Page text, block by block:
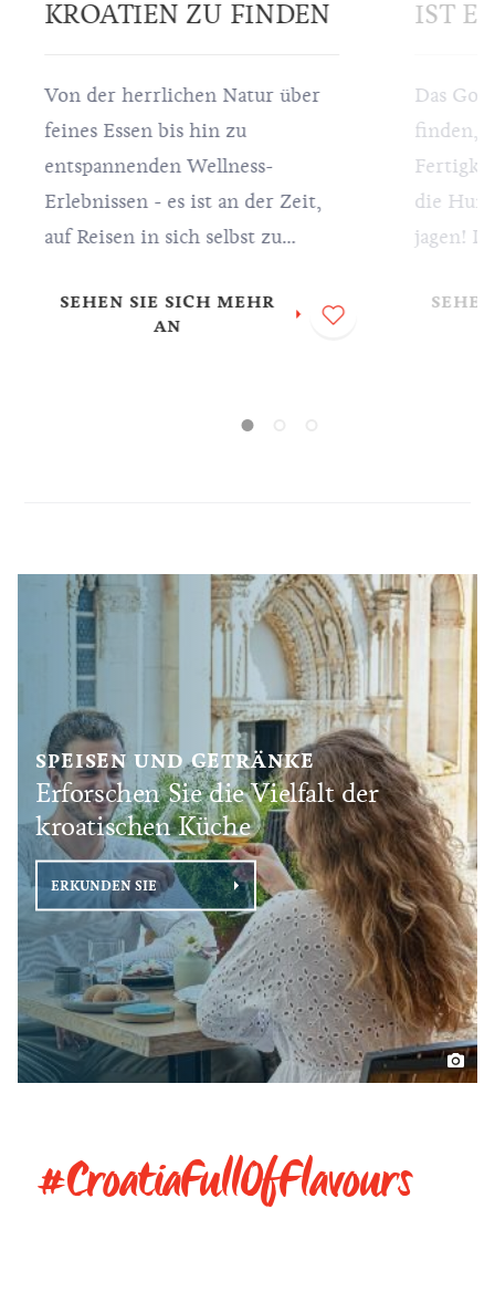
KROATIEN ZU FINDEN
Von der herrlichen Natur über
feines Essen bis hin zu
entspannenden Wellness-
Erlebnissen - es ist an der Zeit,
auf Reisen in sich selbst zu
in Kroatien Ihre innere Ruhe zu
entspannen und Ihren Besuch
SEHEN SIE SICH MEHR
AN
IST
Das
finden,
die
jagen!
Welt.
SPEISEN UND GETRÄNKE
Erforschen Sie die Vielfalt der
kroatischen Küche
ERKUNDEN SIE
#CroatiaFullOfFlavours